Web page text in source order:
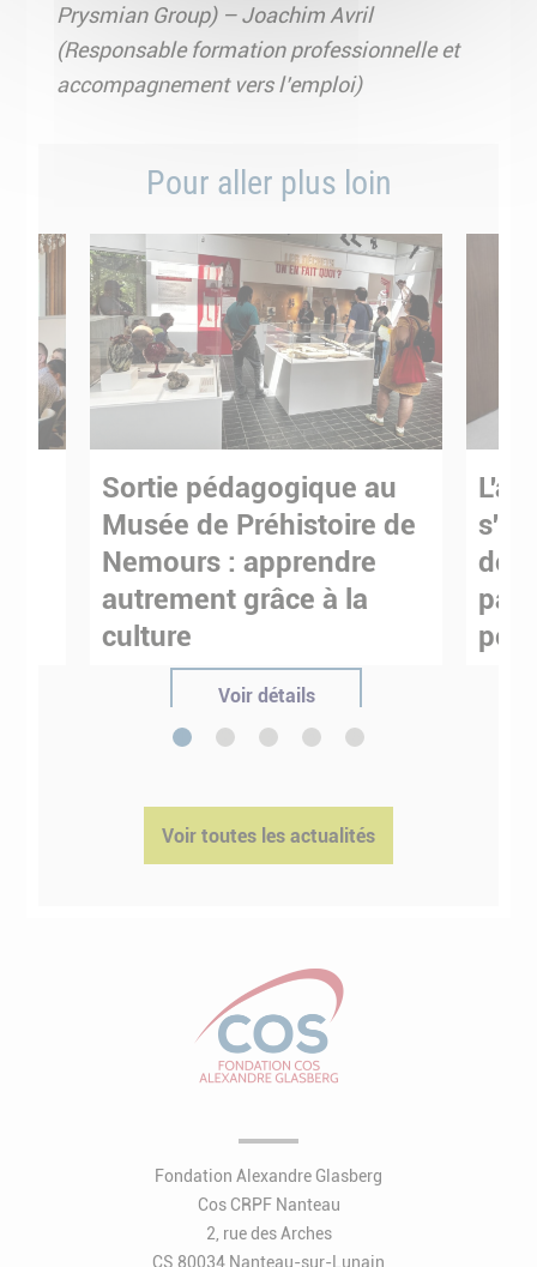
Prysmian Group) – Joachim Avril
(Responsable formation professionnelle et
accompagnement vers l’emploi)
Pour aller plus loin
Sortie pédagogique au
Musée de Préhistoire de
Nemours : apprendre
autrement grâce à la
culture
Voir détails
de
Voir toutes les actualités
Fondation Alexandre Glasberg
Cos CRPF Nanteau
2, rue des Arches
CS 80034 Nanteau-sur-Lunain